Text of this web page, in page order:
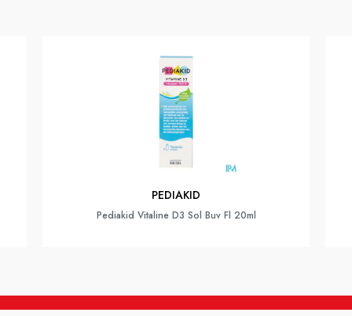
PEDIAKID
Pediakid Vitaline D3 Sol Buv Fl 20ml